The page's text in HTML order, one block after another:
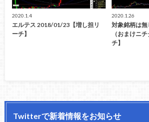
2020.1.4
エルテス 2018/01/23【増し担リ
ーチ】
2020.1.26
対象銘柄は
（おまけニ
チ】
Twitterで新着情報をお知らせ